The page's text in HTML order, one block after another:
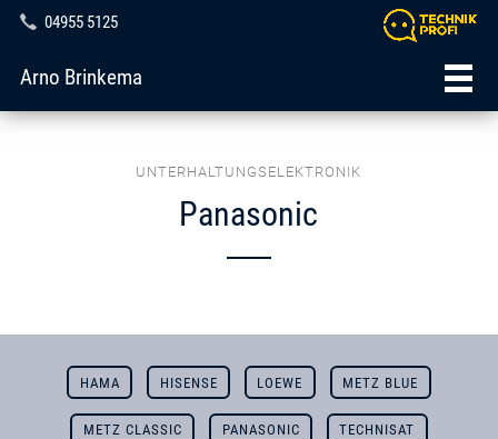
04955 5125
Arno Brinkema
UNTERHALTUNGSELEKTRONIK
Panasonic
HAMA HISENSE LOEWE METZ BLUE
METZ CLASSIC PANASONIC TECHNISAT